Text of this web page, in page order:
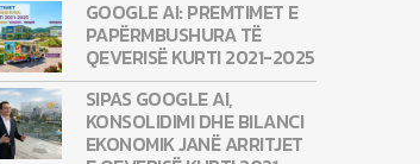
GOOGLE AI: PREMTIMET E
PAPËRMBUSHURA TË
QEVERISË KURTI 2021-2025
SIPAS GOOGLE AI,
KONSOLIDIMI DHE BILANCI
EKONOMIK JANË ARRITJET